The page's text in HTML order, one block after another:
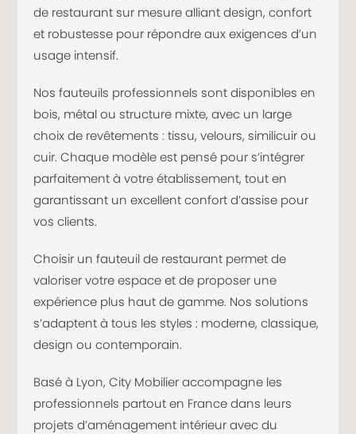
de restaurant sur mesure alliant design, confort
et robustesse pour répondre aux exigences d’un
usage intensif.
Nos fauteuils professionnels sont disponibles en
bois, métal ou structure mixte, avec un large
choix de revêtements : tissu, velours, similicuir ou
cuir. Chaque modèle est pensé pour s’intégrer
parfaitement à votre établissement, tout en
garantissant un excellent confort d’assise pour
vos clients.
Choisir un fauteuil de restaurant permet de
valoriser votre espace et de proposer une
expérience plus haut de gamme. Nos solutions
s’adaptent à tous les styles : moderne, classique,
design ou contemporain.
Basé à Lyon, City Mobilier accompagne les
professionnels partout en France dans leurs
projets d’aménagement intérieur avec du